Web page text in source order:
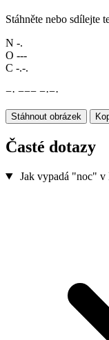
Stáhněte nebo sdílejte
N -.
O ---
C -.-.
−· −−− −·−·
Stáhnout obrázek
Časté dotazy
Jak vypadá "noc" v